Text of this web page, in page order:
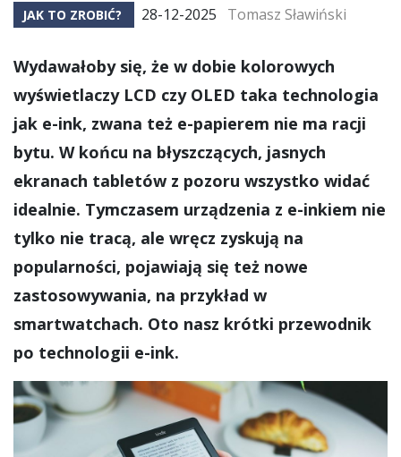
JAK TO ZROBIĆ? 28-12-2025 Tomasz Sławiński
Wydawałoby się, że w dobie kolorowych
wyświetlaczy LCD czy OLED taka technologia
jak e-ink, zwana też e-papierem nie ma racji
bytu. W końcu na błyszczących, jasnych
ekranach tabletów z pozoru wszystko widać
idealnie. Tymczasem urządzenia z e-inkiem nie
tylko nie tracą, ale wręcz zyskują na
popularności, pojawiają się też nowe
zastosowywania, na przykład w
smartwatchach. Oto nasz krótki przewodnik
po technologii e-ink.